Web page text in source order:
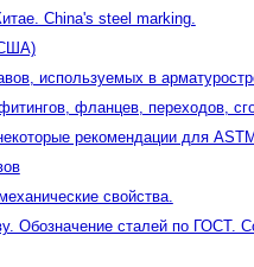
China's steel marking.
используемых в
фланцев, переходов,
рекомендации для
свойства.
Обозначение сталей по